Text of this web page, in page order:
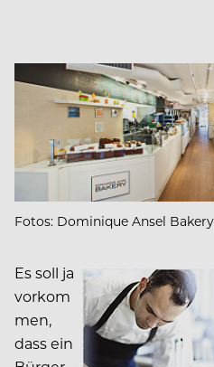
Fotos: Dominique Ansel
Es soll ja
vorkom
men,
dass ein